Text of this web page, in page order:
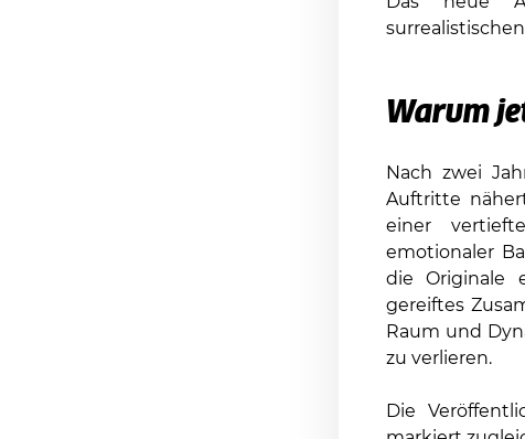
Warum
Nach zwei
Auftritte
einer
emotionaler
die Originale
gereiftes
Raum und
zu verlieren.
Die